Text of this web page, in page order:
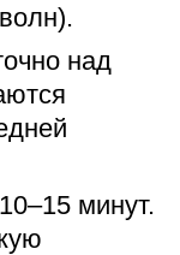
над
минут.